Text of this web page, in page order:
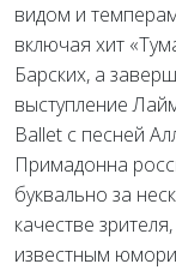
видом и
включая хит
Барских, а
выступление
Ballet c песней
Примадонна
буквально за
качестве
известным